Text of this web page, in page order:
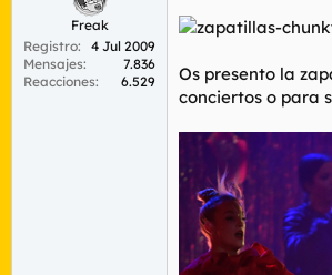
Freak
Registro
4 Jul 2009
Mensajes
7.836
Reacciones
6.529
Os presento la
conciertos o para